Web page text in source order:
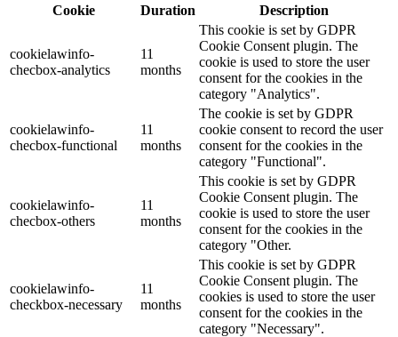
Cookie
Duration Description
cookielawinfo-
checbox-analytics
11
months
This cookie is set by GDPR
Cookie Consent plugin. The
cookie is used to store the user
consent for the cookies in the
category "Analytics".
cookielawinfo-
checbox-functional
11
months
The cookie is set by GDPR
cookie consent to record the user
consent for the cookies in the
category "Functional".
cookielawinfo-
checbox-others
11
months
This cookie is set by GDPR
Cookie Consent plugin. The
cookie is used to store the user
consent for the cookies in the
category "Other.
cookielawinfo-
checkbox-necessary
11
months
This cookie is set by GDPR
Cookie Consent plugin. The
cookies is used to store the user
consent for the cookies in the
category "Necessary".